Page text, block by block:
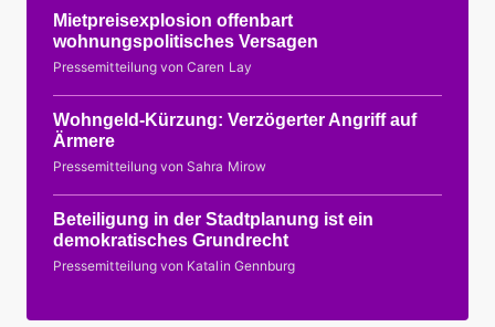
Mietpreisexplosion offenbart
wohnungspolitisches Versagen
Pressemitteilung von Caren Lay
Wohngeld-Kürzung: Verzögerter Angriff auf
Ärmere
Pressemitteilung von Sahra Mirow
Beteiligung in der Stadtplanung ist ein
demokratisches Grundrecht
Pressemitteilung von Katalin Gennburg